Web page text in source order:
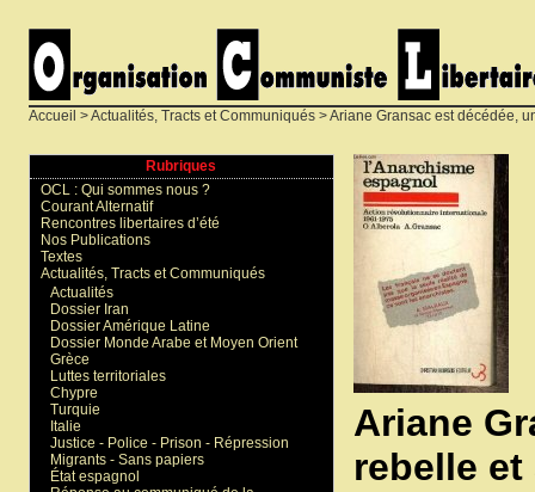
Accueil >Actualités, Tracts et Communiqués > Ariane Gransac est décédée,
Ariane
rebelle
Rubriques
OCL : Qui sommes nous ?
Courant Alternatif
Rencontres libertaires d’été
Nos Publications
Textes
Actualités, Tracts et Communiqués
Actualités
Dossier Iran
Dossier Amérique Latine
Dossier Monde Arabe et Moyen Orient
Grèce
Luttes territoriales
Chypre
Turquie
Italie
Justice - Police - Prison - Répression
Migrants - Sans papiers
État espagnol